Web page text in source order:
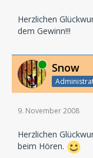
Herzlichen
dem Gewinn!!!
Online Snow
9. November 2008
Herzlichen
beim Hören.